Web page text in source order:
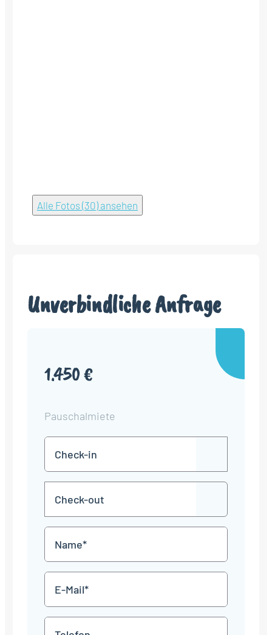
Alle Fotos (30) ansehen
Unverbindliche Anfrage
1.450 €
Pauschalmiete
in
TT
Punkt
MM
JJJJ
TT
Punkt
MM
JJJJ
Mail
*